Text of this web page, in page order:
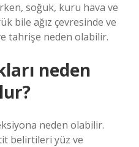
soğuk, kuru hava ve
bile ağız çevresinde ve
tahrişe neden olabilir.
neden
neden olabilir.
belirtileri yüz ve